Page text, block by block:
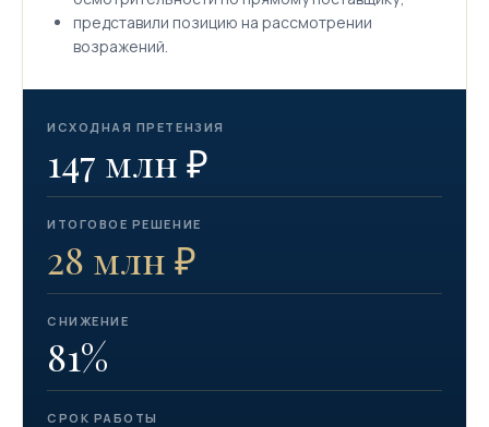
представили позицию на рассмотрении
возражений.
ИСХОДНАЯ ПРЕТЕНЗИЯ
147 млн ₽
ИТОГОВОЕ РЕШЕНИЕ
28 млн ₽
СНИЖЕНИЕ
81%
СРОК РАБОТЫ